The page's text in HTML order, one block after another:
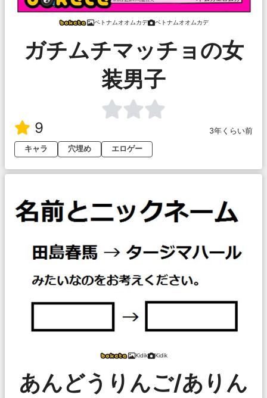
ベトナムオオムカデ ベトナムオオムカデ
ガチムチマッチョの女
装男子
9
3年くらい前
キャラ
穴埋め エロゲー
Kidik Kidik
あんどうりんご/ありん